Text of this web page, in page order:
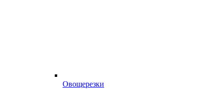
Овощерезки